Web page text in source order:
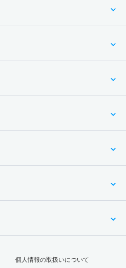
個人情報の取扱いについて